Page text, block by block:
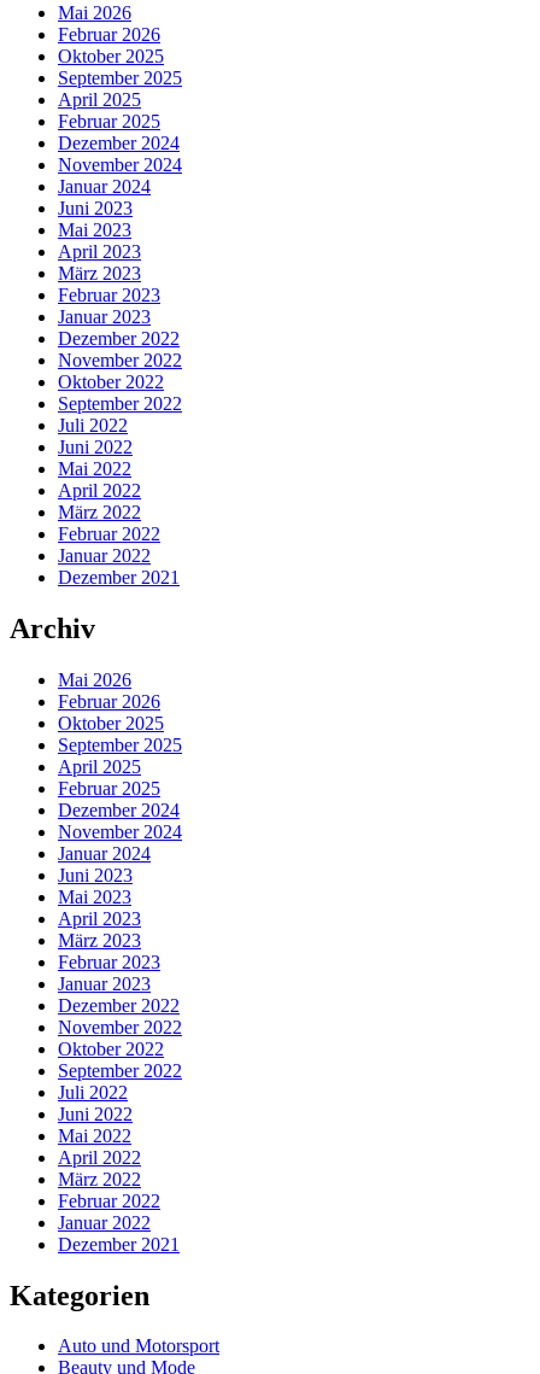
Mai 2026
Februar 2026
Oktober 2025
September 2025
April 2025
Februar 2025
Dezember 2024
November 2024
Januar 2024
Juni 2023
Mai 2023
April 2023
März 2023
Februar 2023
Januar 2023
Dezember 2022
November 2022
Oktober 2022
September 2022
Juli 2022
Juni 2022
Mai 2022
April 2022
März 2022
Februar 2022
Januar 2022
Dezember 2021
Archiv
Mai 2026
Februar 2026
Oktober 2025
September 2025
April 2025
Februar 2025
Dezember 2024
November 2024
Januar 2024
Juni 2023
Mai 2023
April 2023
März 2023
Februar 2023
Januar 2023
Dezember 2022
November 2022
Oktober 2022
September 2022
Juli 2022
Juni 2022
Mai 2022
April 2022
März 2022
Februar 2022
Januar 2022
Dezember 2021
Kategorien
Auto und Motorsport
Beauty und Mode